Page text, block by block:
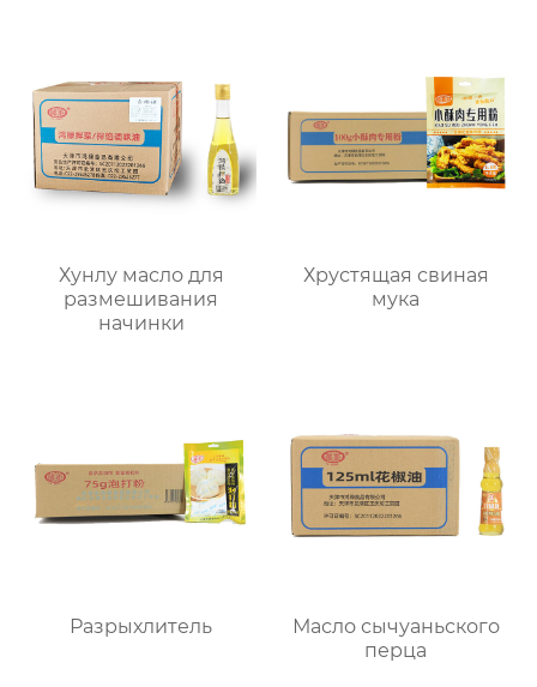
Хунлу масло для
размешивания
начинки
Хрустящая свиная
мука
Разрыхлитель
Масло сычуаньского
перца